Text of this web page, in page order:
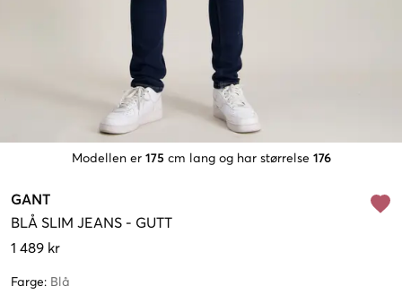
Modellen er 175 cm lang og har størrelse 176
GANT
BLÅ SLIM JEANS - GUTT
1 489 kr
Farge: Blå